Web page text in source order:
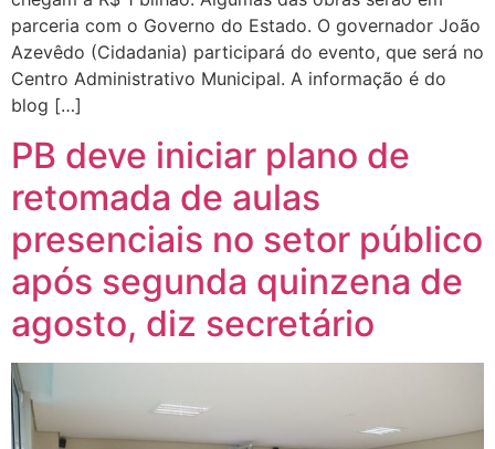
parceria com o Governo do Estado. O governador João
Azevêdo (Cidadania) participará do evento, que será no
Centro Administrativo Municipal. A informação é do
blog […]
PB deve iniciar plano de
retomada de aulas
presenciais no setor público
após segunda quinzena de
agosto, diz secretário